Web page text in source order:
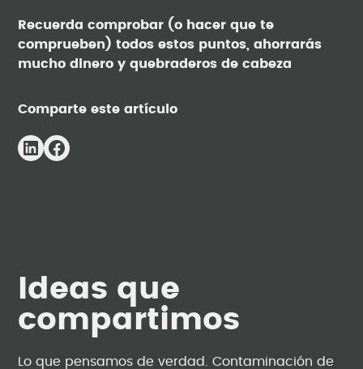
Comparte este artículo
Recuerda comprobar (o hacer que te
comprueben) todos estos puntos, ahorrarás
mucho dinero y quebraderos de cabeza
Ideas que
compartimos
Lo que pensamos de verdad. Contaminación de